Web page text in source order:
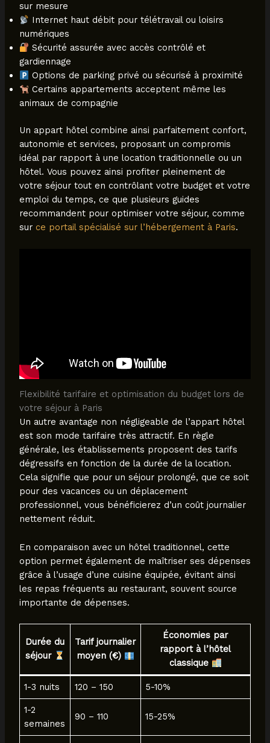
sur mesure
Internet haut débit pour télétravail ou loisirs
numériques
Sécurité assurée avec accès contrôlé et
gardiennage
Options de parking privé ou sécurisé à proximité
Certains appartements acceptent même les
animaux de compagnie
Un appart hôtel combine ainsi parfaitement confort,
autonomie et services, proposant un compromis
idéal par rapport à une location traditionnelle ou un
hôtel. Vous pouvez ainsi profiter pleinement de
votre séjour tout en contrôlant votre budget et votre
emploi du temps, ce que plusieurs guides
recommandent pour optimiser votre séjour, comme
sur ce portail spécialisé sur l’hébergement à Paris.
Flexibilité tarifaire et optimisation du budget lors de
votre séjour à Paris
Un autre avantage non négligeable de l’appart hôtel
est son mode tarifaire très attractif. En règle
générale, les établissements proposent des tarifs
dégressifs en fonction de la durée de la location.
Cela signifie que pour un séjour prolongé, que ce soit
pour des vacances ou un déplacement
professionnel, vous bénéficierez d’un coût journalier
nettement réduit.
En comparaison avec un hôtel traditionnel, cette
option permet également de maîtriser ses dépenses
grâce à l’usage d’une cuisine équipée, évitant ainsi
les repas fréquents au restaurant, souvent source
importante de dépenses.
Durée du
séjour
Tarif journalier
moyen (€)
Économies par
rapport à l’hôtel
classique
1-3 nuits 120 – 150 5-10%
1-2
semaines
90 – 110 15-25%